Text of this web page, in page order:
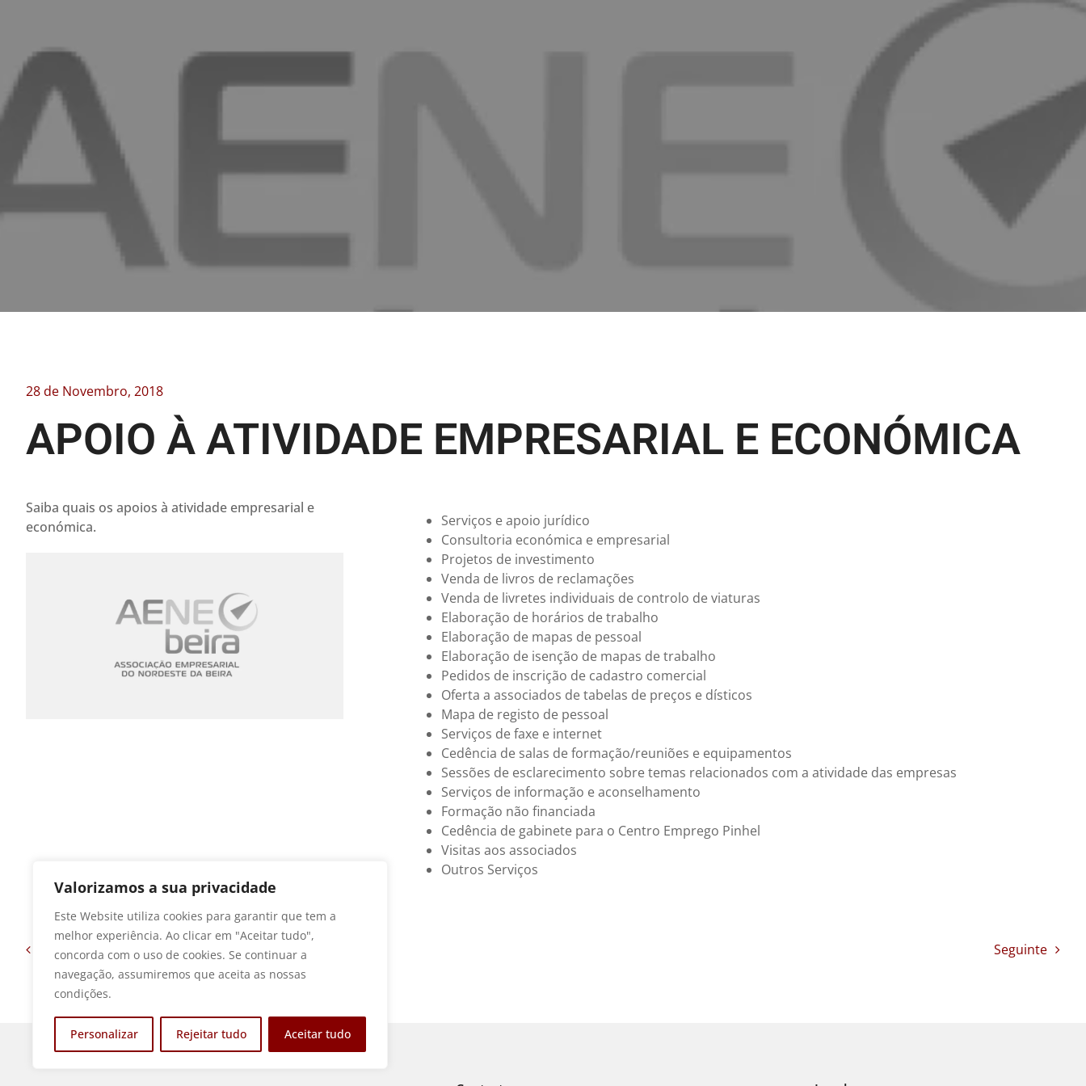
Valorizamos a sua privacidade
Este Website utiliza cookies para garantir que tem a
melhor experiência. Ao clicar em "Aceitar tudo",
concorda com o uso de cookies. Se continuar a
navegação, assumiremos que aceita as nossas
condições.
Personalizar Rejeitar tudo Aceitar tudo
28 de Novembro, 2018
APOIO À ATIVIDADE EMPRESARIAL E ECONÓMICA
Saiba quais os apoios à atividade empresarial e
económica.
Serviços e apoio jurídico
Consultoria económica e empresarial
Projetos de investimento
Venda de livros de reclamações
Venda de livretes individuais de controlo de viaturas
Elaboração de horários de trabalho
Elaboração de mapas de pessoal
Elaboração de isenção de mapas de trabalho
Pedidos de inscrição de cadastro comercial
Oferta a associados de tabelas de preços e dísticos
Mapa de registo de pessoal
Serviços de faxe e internet
Cedência de salas de formação/reuniões e equipamentos
Sessões de esclarecimento sobre temas relacionados com a atividade das empresas
Serviços de informação e aconselhamento
Formação não financiada
Cedência de gabinete para o Centro Emprego Pinhel
Visitas aos associados
Outros Serviços
Anterior Seguinte